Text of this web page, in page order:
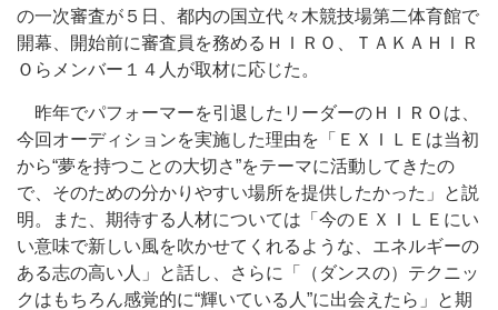
の一次審査が５日、都内の国立代々木競技場第二体育館で
開幕、開始前に審査員を務めるＨＩＲＯ、ＴＡＫＡＨＩＲ
Ｏらメンバー１４人が取材に応じた。
昨年でパフォーマーを引退したリーダーのＨＩＲＯは、
今回オーディションを実施した理由を「ＥＸＩＬＥは当初
から“夢を持つことの大切さ”をテーマに活動してきたの
で、そのための分かりやすい場所を提供したかった」と説
明。また、期待する人材については「今のＥＸＩＬＥにい
い意味で新しい風を吹かせてくれるような、エネルギーの
ある志の高い人」と話し、さらに「（ダンスの）テクニッ
クはもちろん感覚的に“輝いている人”に出会えたら」と期